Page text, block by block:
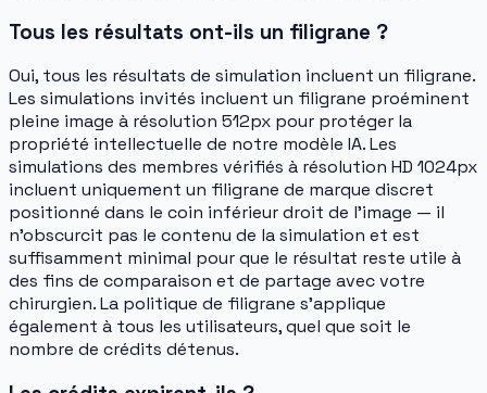
Tous les résultats ont-ils un filigrane ?
Oui, tous les résultats de simulation incluent un filigrane.
Les simulations invités incluent un filigrane proéminent
pleine image à résolution 512px pour protéger la
propriété intellectuelle de notre modèle IA. Les
simulations des membres vérifiés à résolution HD 1024px
incluent uniquement un filigrane de marque discret
positionné dans le coin inférieur droit de l'image — il
n'obscurcit pas le contenu de la simulation et est
suffisamment minimal pour que le résultat reste utile à
des fins de comparaison et de partage avec votre
chirurgien. La politique de filigrane s'applique
également à tous les utilisateurs, quel que soit le
nombre de crédits détenus.